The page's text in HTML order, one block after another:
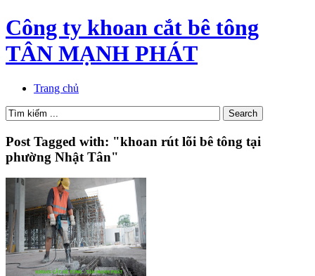
Công ty khoan cắt bê tông
TÂN MẠNH PHÁT
Trang chủ
Post Tagged with: "khoan rút lõi bê tông tại
phường Nhật Tân"